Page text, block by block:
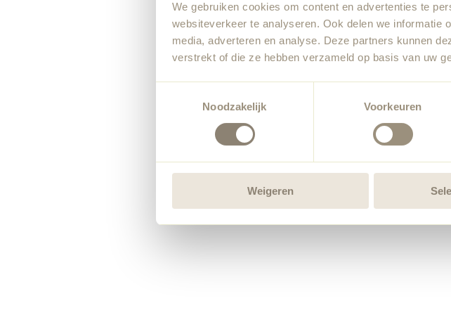
We gebruiken cookies om content en advertenties te
websiteverkeer te analyseren. Ook delen we
media, adverteren en analyse. Deze partners kunnen
verstrekt of die ze hebben verzameld op basis van uw
Noodzakelijk
Voorkeuren
Weigeren